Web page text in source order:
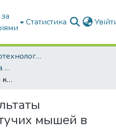
Статистика
Факультет Агротехнологій та екології
Кафедра Геоекологія та землеустрій
Некоторые результаты кольцевания летучих мышей в Горном Крыму
мышей в